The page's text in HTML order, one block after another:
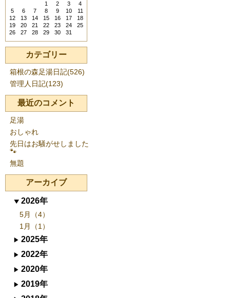
1 2 3
4
5
6 7 8 9 10
11
12
13 14 15 16 17
18
19
20 21 22 23 24
25
26
27 28 29 30 31
カテゴリー
箱根の森足湯日記(526)
管理人日記(123)
最近のコメント
足湯
おしゃれ
先日はお騒がせしました
🐾
無題
アーカイブ
2026年
5月（4）
1月（1）
2025年
2022年
2020年
2019年